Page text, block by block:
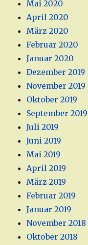
Mai 2020
April 2020
März 2020
Februar 2020
Januar 2020
Dezember 2019
November 2019
Oktober 2019
September 2019
Juli 2019
Juni 2019
Mai 2019
April 2019
März 2019
Februar 2019
Januar 2019
November 2018
Oktober 2018